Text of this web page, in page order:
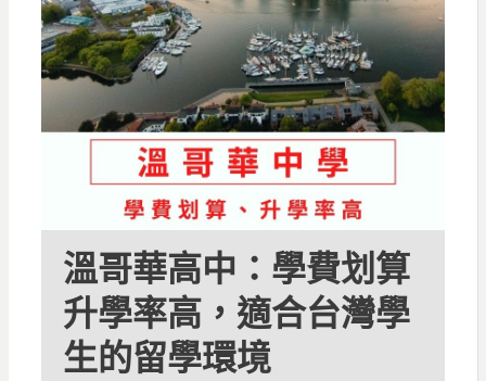
溫哥華高中：學費划算
升學率高，適合台灣學
生的留學環境